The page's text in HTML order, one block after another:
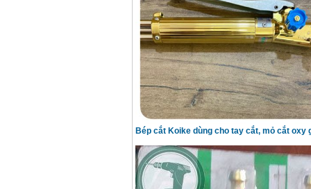
Bép cắt Koike dùng cho tay cắt, mỏ cắt oxy